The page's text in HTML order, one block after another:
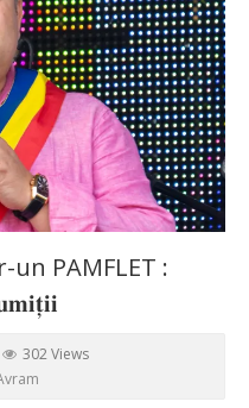
PAMFLET :
302 Views